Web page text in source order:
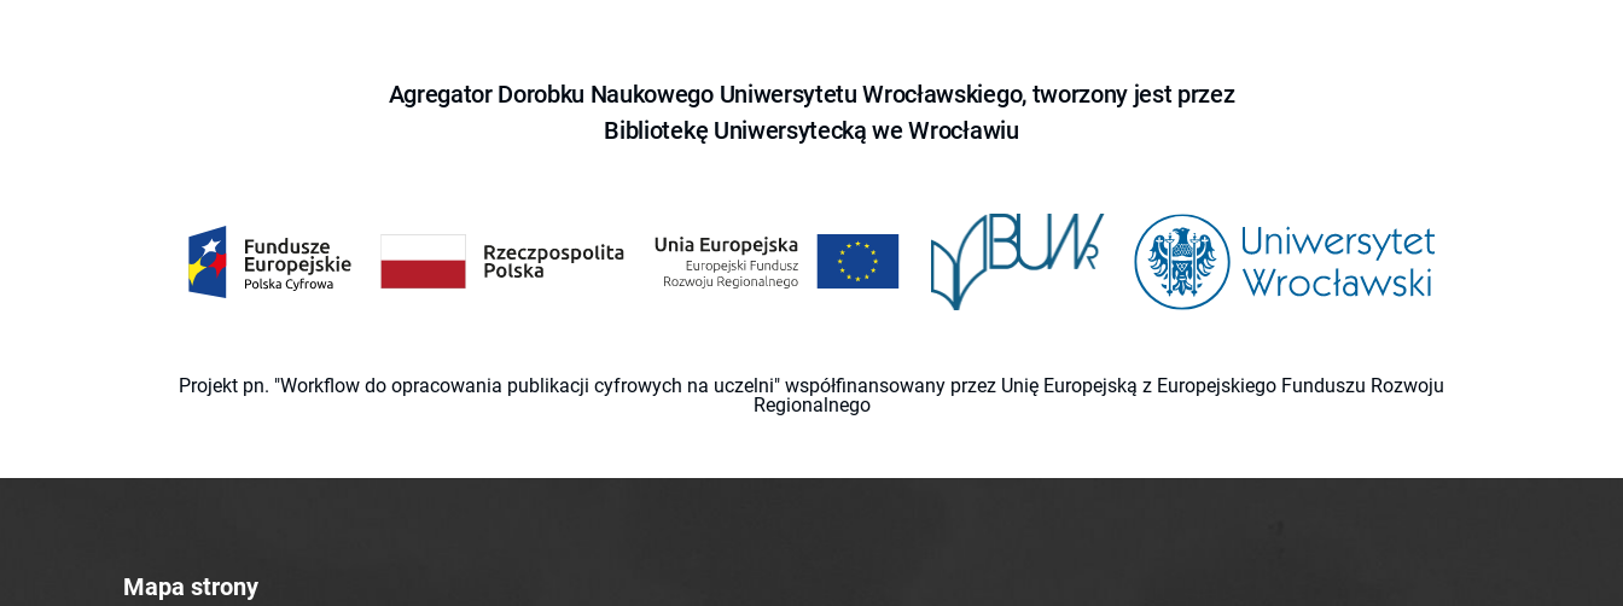
Agregator Dorobku Naukowego Uniwersytetu Wrocławskiego, tworzony jest przez
Bibliotekę Uniwersytecką we Wrocławiu
Projekt pn. "Workflow do opracowania publikacji cyfrowych na uczelni" współfinansowany przez Unię Europejską z Europejskiego Funduszu Rozwoju
Regionalnego
Mapa strony